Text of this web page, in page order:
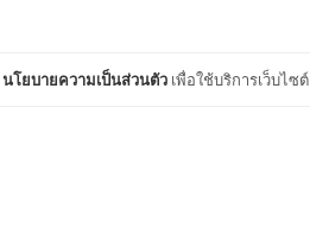
นโยบายความเป็นส่วนตัว เพื่อใช้บริการเว็บไซต์